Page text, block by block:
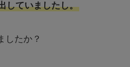
していましたし。
したか？